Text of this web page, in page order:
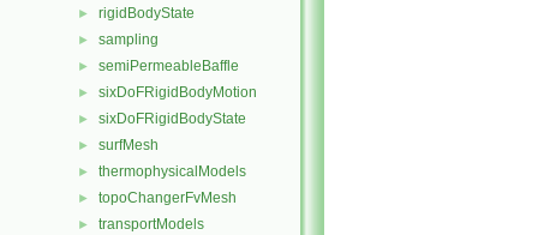
► rigidBodyState
► sampling
► semiPermeableBaffle
► sixDoFRigidBodyMotion
► sixDoFRigidBodyState
► surfMesh
► thermophysicalModels
► topoChangerFvMesh
► transportModels